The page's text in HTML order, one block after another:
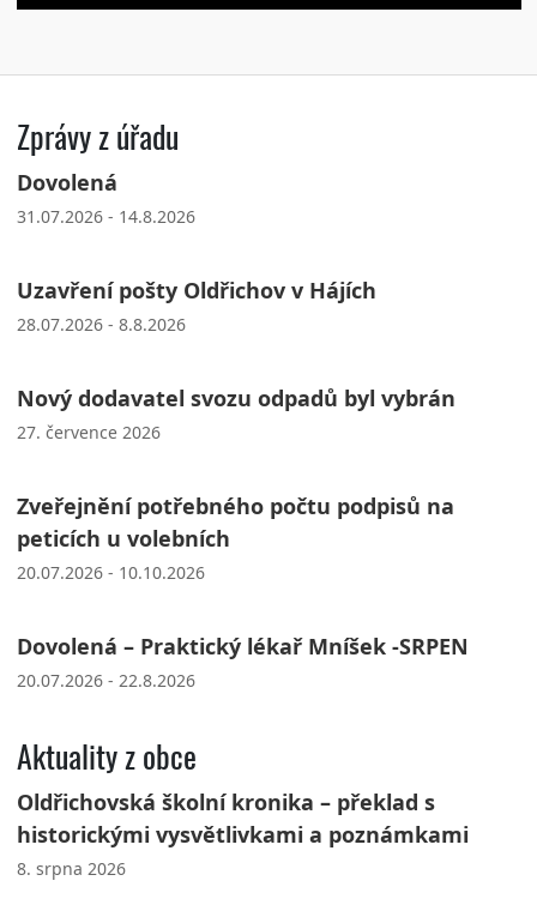
Zprávy z úřadu
Dovolená
31.07.2026 - 14.8.2026
Uzavření pošty Oldřichov v Hájích
28.07.2026 - 8.8.2026
Nový dodavatel svozu odpadů byl vybrán
27. července 2026
Zveřejnění potřebného počtu podpisů na
peticích u volebních
20.07.2026 - 10.10.2026
Dovolená – Praktický lékař Mníšek -SRPEN
20.07.2026 - 22.8.2026
Aktuality z obce
Oldřichovská školní kronika – překlad s
historickými vysvětlivkami a poznámkami
8. srpna 2026